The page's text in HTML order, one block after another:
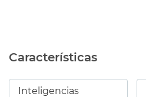
Características
Inteligencias